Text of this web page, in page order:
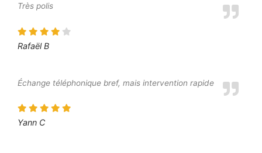
Très polis
Rafaël B
Échange téléphonique bref, mais intervention rapide
Yann C